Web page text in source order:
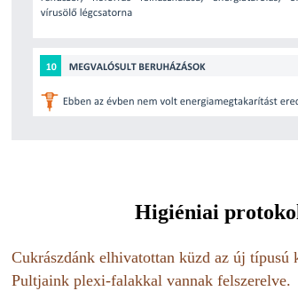
Higiéniai
Cukrászdánk elhivatottan küzd az új típusú
Pultjaink plexi-falakkal vannak felszerelve.